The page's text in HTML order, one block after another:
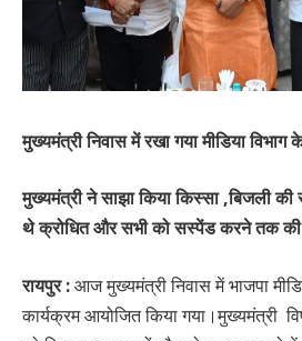
मुख्यमंत्री निवास में रखा गया मीडिया विभाग
मुख्यमंत्री ने साझा किया किस्सा ,बिजली
थे क्रोधित और सभी को सस्पेंड करने तक की
रायपुर :आज मुख्यमंत्री निवास में भाजपा
कार्यक्रम आयोजित किया गया।मुख्यमंत्री